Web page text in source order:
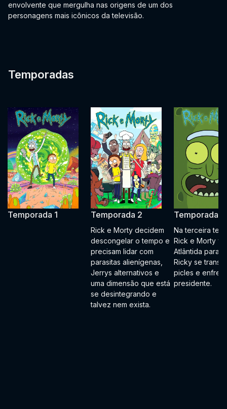
envolvente que mergulha nas origens de um dos
personagens mais icônicos da televisão.
Temporadas
Temporada 1 Temporada 2
Rick e Morty decidem
descongelar o tempo e
precisam lidar com
parasitas alienígenas,
Jerrys alternativos e
uma dimensão que está
se desintegrando e
talvez nem exista.
Temporada 3
Na terceira
Rick e Morty
Atlântida para
Ricky se
picles e
presidente.